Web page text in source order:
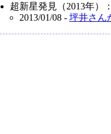
超新星発見（2013年）：
2013/01/08 - 坪井さん